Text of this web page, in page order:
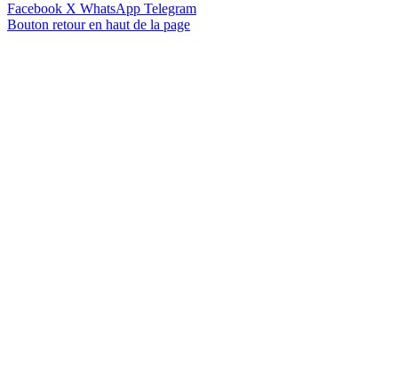
Facebook X WhatsApp Telegram
Bouton retour en haut de la page